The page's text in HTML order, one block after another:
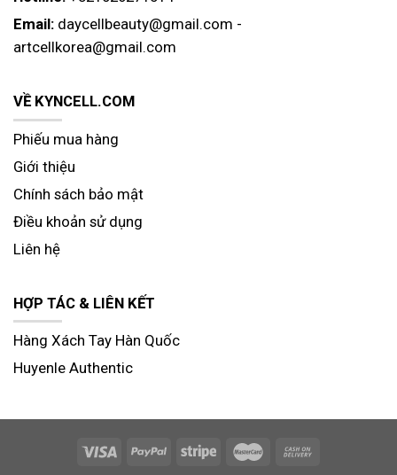
Email: daycellbeauty@gmail.com -
artcellkorea@gmail.com
VỀ KYNCELL.COM
Phiếu mua hàng
Giới thiệu
Chính sách bảo mật
Điều khoản sử dụng
Liên hệ
HỢP TÁC & LIÊN KẾT
Hàng Xách Tay Hàn Quốc
Huyenle Authentic